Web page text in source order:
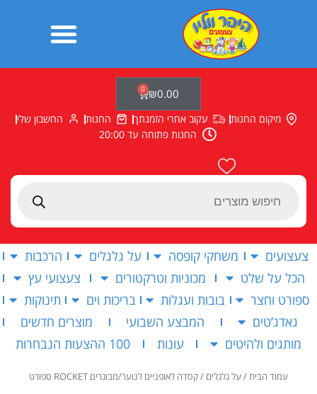
Products
₪0.00
0
עגלת
קניות
מיקום החנות עקוב אחרי הזמנתך החנות
החשבון שלי
החנות פתוחה עד 20:00
צעצועים משחקי קופסה על גלגלים
הרכבות
הכל על שלט
מכוניות וטרקטורים
צעצועי עץ
ספורט וחצר
בובות ועגלות בריכות וים
תינוקות
גאדג’טים
המבצע השבועי
מוצרים חדשים
מותגים ולהיטים
עונות 100 ההצעות הנבחרות
עמוד הבית/על גלגלים / קסדה לאופניים לנוער/מבוגרים ROCKET ספורט